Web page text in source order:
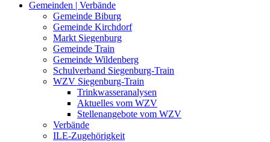
Gemeinden | Verbände
Gemeinde Biburg
Gemeinde Kirchdorf
Markt Siegenburg
Gemeinde Train
Gemeinde Wildenberg
Schulverband Siegenburg-Train
WZV Siegenburg-Train
Trinkwasseranalysen
Aktuelles vom WZV
Stellenangebote vom WZV
Verbände
ILE-Zugehörigkeit